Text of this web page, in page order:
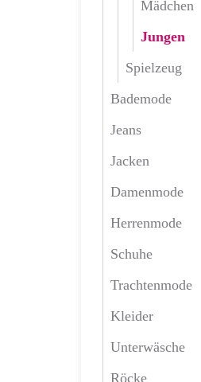
Mädchen
Jungen
Spielzeug
Bademode
Jeans
Jacken
Damenmode
Herrenmode
Schuhe
Trachtenmode
Kleider
Unterwäsche
Röcke